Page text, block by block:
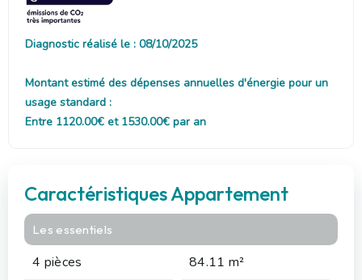
Diagnostic réalisé le : 08/10/2025
Montant estimé des dépenses annuelles d'énergie pour un
usage standard :
Entre 1120.00€ et 1530.00€ par an
Caractéristiques Appartement
Les essentiels
4 pièces
84.11 m²